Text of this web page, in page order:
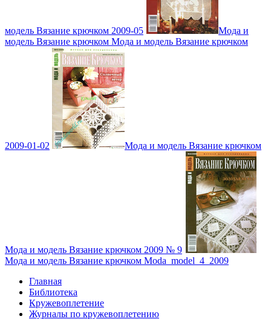
модель Вязание крючком 2009-05
Мода и
модель Вязание крючком Мода и модель Вязание крючком
2009-01-02 Мода и модель Вязание крючком
Мода и модель Вязание крючком 2009 № 9
Мода и модель Вязание крючком Moda_model_4_2009
Главная
Библиотека
Кружевоплетение
Журналы по кружевоплетению